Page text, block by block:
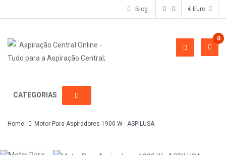
Blog
0
CATEGORIAS
Home Motor Para Aspiradores 1900 W - ASPILUSA